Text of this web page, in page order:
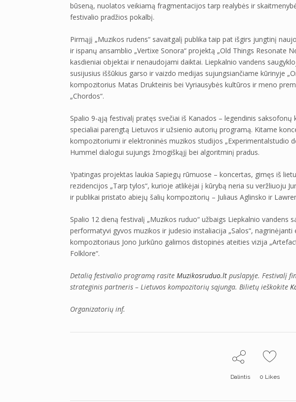
būseną, nuolatos veikiamą fragmentacijos tarp realybės ir
festivalio pradžios pokalbį.
Pirmąjį „Muzikos rudens“ savaitgalį publika taip pat išgirs jungtinį
ir ispanų ansamblio „Vertixe Sonora“ projektą „Old Things Resonate
kasdieniai objektai ir nenaudojami daiktai. Liepkalnio vandens
susijusius iššūkius garso ir vaizdo medijas sujungsiančiame kūrinyje
kompozitorius Matas Drukteinis bei Vyriausybės kultūros ir meno
„Chordos“.
Spalio 9-ąją festivalį pratęs svečiai iš Kanados – legendinis saksofonų
specialiai parengtą Lietuvos ir užsienio autorių programą. Kitame
kompozitoriumi ir elektroninės muzikos studijos „Experimentalstudio
Hummel dialogui sujungs žmogiškąjį bei algoritminį pradus.
Ypatingas projektas laukia Sapiegų rūmuose – koncertas, gimęs iš
rezidencijos „Tarp tylos“, kurioje atlikėjai į kūrybą neria su veržliuoju
ir publikai pristato abiejų šalių kompozitorių – Juliaus Aglinsko ir
Spalio 12 dieną festivalį „Muzikos ruduo“ užbaigs Liepkalnio
performatyvi gyvos muzikos ir judesio instaliacija „Salos“,
kompozitoriaus Jono Jurkūno galimos distopinės ateities vizija
Folklore“.
Detalią festivalio programą rasite Muzikosruduo.lt puslapyje. Festivalį
strateginis partneris – Lietuvos kompozitorių sąjunga. Bilietų ieškokite
Organizatorių inf.
Dalintis 0 Likes